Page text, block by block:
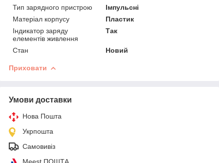
Тип зарядного пристрою
Імпульсні
Матеріал корпусу
Пластик
Індикатор заряду
елементів живлення
Так
Стан Новий
Приховати
Умови доставки
Нова Пошта
Укрпошта
Самовивіз
Meest ПОШТА